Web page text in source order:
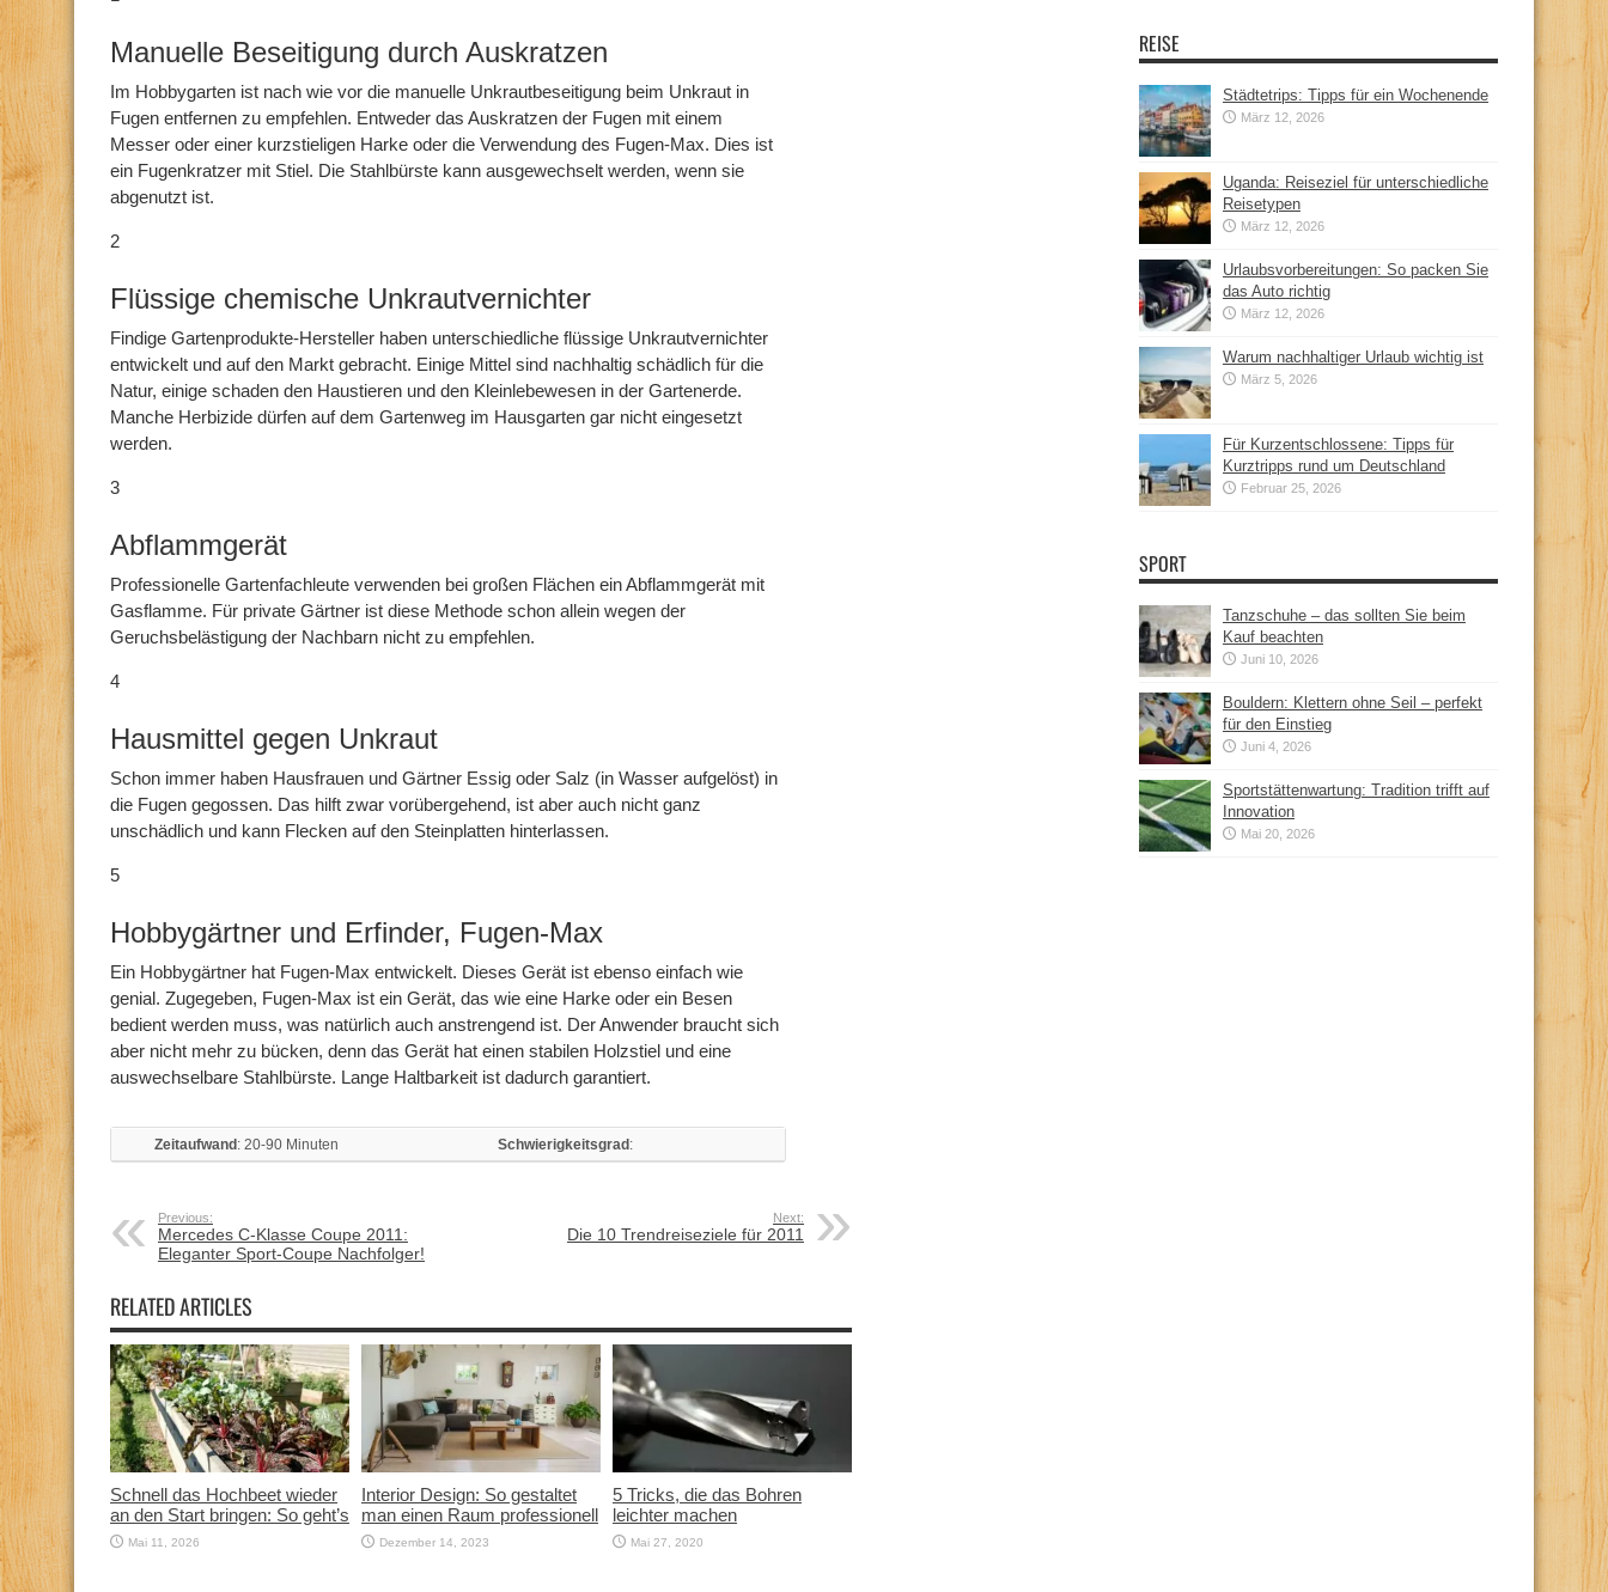
Manuelle Beseitigung durch Auskratzen
Im Hobbygarten ist nach wie vor die manuelle Unkrautbeseitigung beim Unkraut in
Fugen entfernen zu empfehlen. Entweder das Auskratzen der Fugen mit einem
Messer oder einer kurzstieligen Harke oder die Verwendung des Fugen-Max. Dies ist
ein Fugenkratzer mit Stiel. Die Stahlbürste kann ausgewechselt werden, wenn sie
abgenutzt ist.
2
Flüssige chemische Unkrautvernichter
Findige Gartenprodukte-Hersteller haben unterschiedliche flüssige Unkrautvernichter
entwickelt und auf den Markt gebracht. Einige Mittel sind nachhaltig schädlich für die
Natur, einige schaden den Haustieren und den Kleinlebewesen in der Gartenerde.
Manche Herbizide dürfen auf dem Gartenweg im Hausgarten gar nicht eingesetzt
werden.
3
Abflammgerät
Professionelle Gartenfachleute verwenden bei großen Flächen ein Abflammgerät mit
Gasflamme. Für private Gärtner ist diese Methode schon allein wegen der
Geruchsbelästigung der Nachbarn nicht zu empfehlen.
4
Hausmittel gegen Unkraut
Schon immer haben Hausfrauen und Gärtner Essig oder Salz (in Wasser aufgelöst) in
die Fugen gegossen. Das hilft zwar vorübergehend, ist aber auch nicht ganz
unschädlich und kann Flecken auf den Steinplatten hinterlassen.
5
Hobbygärtner und Erfinder, Fugen-Max
Ein Hobbygärtner hat Fugen-Max entwickelt. Dieses Gerät ist ebenso einfach wie
genial. Zugegeben, Fugen-Max ist ein Gerät, das wie eine Harke oder ein Besen
bedient werden muss, was natürlich auch anstrengend ist. Der Anwender braucht sich
aber nicht mehr zu bücken, denn das Gerät hat einen stabilen Holzstiel und eine
auswechselbare Stahlbürste. Lange Haltbarkeit ist dadurch garantiert.
Zeitaufwand : 20-90 Minuten Schwierigkeitsgrad :
Previous:
Mercedes C-Klasse Coupe 2011:
Eleganter Sport-Coupe Nachfolger!
Next:
Die 10 Trendreiseziele für 2011
RELATED ARTICLES
Schnell das Hochbeet wieder
an den Start bringen: So geht’s
Mai 11, 2026
Interior Design: So gestaltet
man einen Raum professionell
Dezember 14, 2023
5 Tricks, die das Bohren
leichter machen
Mai 27, 2020
REISE
Städtetrips: Tipps für ein Wochenende
März 12, 2026
Uganda: Reiseziel für unterschiedliche
Reisetypen
März 12, 2026
Urlaubsvorbereitungen: So packen Sie
das Auto richtig
März 12, 2026
Warum nachhaltiger Urlaub wichtig ist
März 5, 2026
Für Kurzentschlossene: Tipps für
Kurztripps rund um Deutschland
Februar 25, 2026
SPORT
Tanzschuhe – das sollten Sie beim
Kauf beachten
Juni 10, 2026
Bouldern: Klettern ohne Seil – perfekt
für den Einstieg
Juni 4, 2026
Sportstättenwartung: Tradition trifft auf
Innovation
Mai 20, 2026